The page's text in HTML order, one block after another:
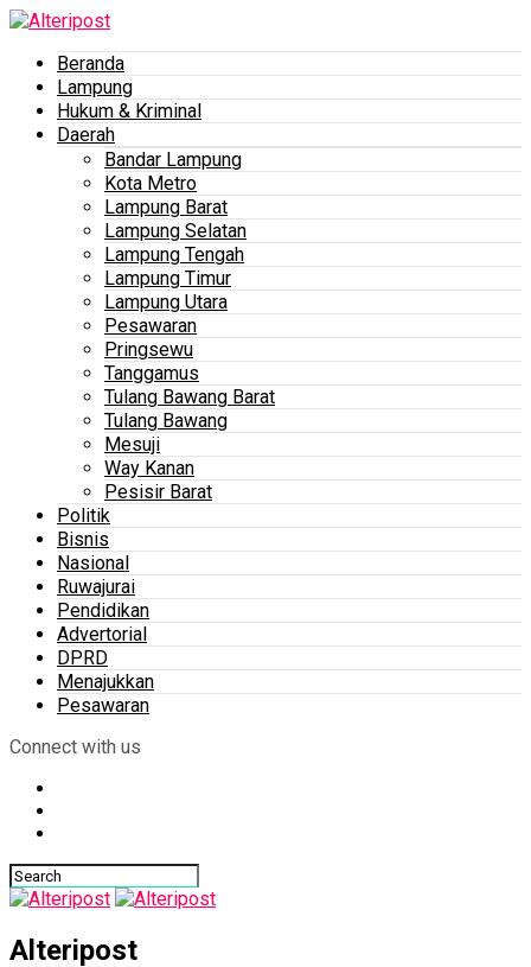
Beranda
Lampung
Hukum & Kriminal
Daerah
Bandar Lampung
Kota Metro
Lampung Barat
Lampung Selatan
Lampung Tengah
Lampung Timur
Lampung Utara
Pesawaran
Pringsewu
Tanggamus
Tulang Bawang Barat
Tulang Bawang
Mesuji
Way Kanan
Pesisir Barat
Politik
Bisnis
Nasional
Ruwajurai
Pendidikan
Advertorial
DPRD
Menajukkan
Pesawaran
Connect with us
Alteripost